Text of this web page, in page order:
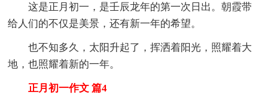
这是正月初一，是壬辰龙年的第一次日出。朝霞带
给人们的不仅是美景，还有新一年的希望。
也不知多久，太阳升起了，挥洒着阳光，照耀着大
地，也照耀着新的一年。
正月初一作文 篇4